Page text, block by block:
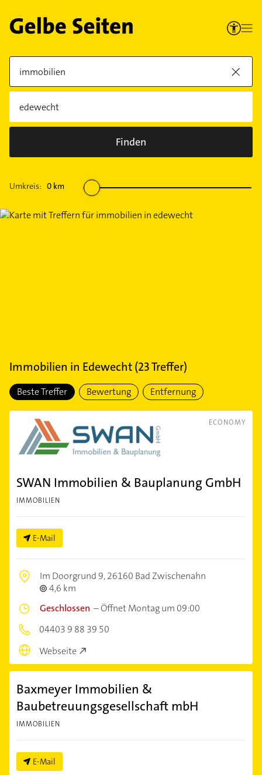
Finden
Umkreis: 0 km
Immobilien in Edewecht(23Treffer)
Beste Treffer Bewertung Entfernung
ECONOMY
SWAN Immobilien & Bauplanung GmbH
IMMOBILIEN
E-Mail
Im Doorgrund 9,26160 Bad Zwischenahn
4,6 km
Geschlossen –Öffnet Montag um 09:00
04403 9 88 39 50
Webseite
Baxmeyer Immobilien &
Baubetreuungsgesellschaft mbH
IMMOBILIEN
E-Mail